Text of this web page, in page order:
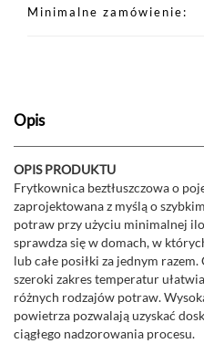
Minimalne zamówienie
Opis
OPIS PRODUKTU
Frytkownica beztłuszczowa o
zaprojektowana z myślą o
potraw przy użyciu minimalnej
sprawdza się w domach, w
lub całe posiłki za jednym
szeroki zakres temperatur
różnych rodzajów potraw.
powietrza pozwalają uzyskać
ciągłego nadzorowania procesu.